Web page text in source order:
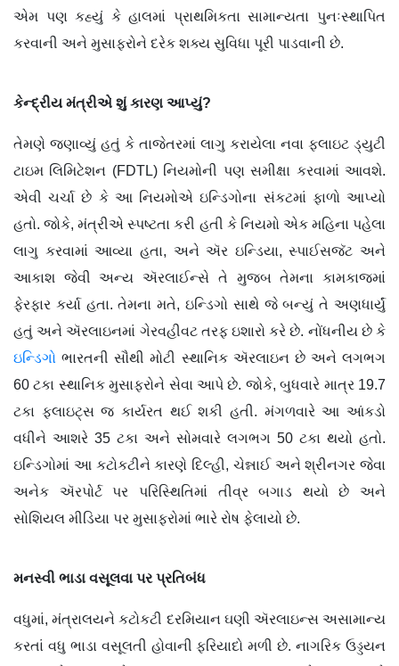
એમ પણ કહ્યું કે હાલમાં પ્રાથમિકતા સામાન્યતા પુનઃસ્થાપિત
કરવાની અને મુસાફરોને દરેક શક્ય સુવિધા પૂરી પાડવાની છે.
કેન્દ્રીય મંત્રીએ શું કારણ આપ્યું?
તેમણે જણાવ્યું હતું કે તાજેતરમાં લાગુ કરાયેલા નવા ફ્લાઇટ ડ્યુટી
ટાઇમ લિમિટેશન (FDTL) નિયમોની પણ સમીક્ષા કરવામાં આવશે.
એવી ચર્ચા છે કે આ નિયમોએ ઇન્ડિગોના સંકટમાં ફાળો આપ્યો
હતો. જોકે, મંત્રીએ સ્પષ્ટતા કરી હતી કે નિયમો એક મહિના પહેલા
લાગુ કરવામાં આવ્યા હતા, અને ઍર ઇન્ડિયા, સ્પાઈસજૅટ અને
આકાશ જેવી અન્ય ઍરલાઈન્સે તે મુજબ તેમના કામકાજમાં
ફેરફાર કર્યા હતા. તેમના મતે, ઇન્ડિગો સાથે જે બન્યું તે અણધાર્યું
હતું અને ઍરલાઇનમાં ગેરવહીવટ તરફ ઇશારો કરે છે. નોંધનીય છે કે
ઇન્ડિગોભારતની સૌથી મોટી સ્થાનિક ઍરલાઇન છે અને લગભગ
60 ટકા સ્થાનિક મુસાફરોને સેવા આપે છે. જોકે, બુધવારે માત્ર 19.7
ટકા ફ્લાઇટ્સ જ કાર્યરત થઈ શકી હતી. મંગળવારે આ આંકડો
વધીને આશરે 35 ટકા અને સોમવારે લગભગ 50 ટકા થયો હતો.
ઇન્ડિગોમાં આ કટોકટીને કારણે દિલ્હી, ચેન્નાઈ અને શ્રીનગર જેવા
અનેક ઍરપોર્ટ પર પરિસ્થિતિમાં તીવ્ર બગાડ થયો છે અને
સોશિયલ મીડિયા પર મુસાફરોમાં ભારે રોષ ફેલાયો છે.
મનસ્વી ભાડા વસૂલવા પર પ્રતિબંધ
વધુમાં, મંત્રાલયને કટોકટી દરમિયાન ઘણી ઍરલાઇન્સ અસામાન્ય
કરતાં વધુ ભાડા વસૂલતી હોવાની ફરિયાદો મળી છે. નાગરિક ઉડ્ડયન